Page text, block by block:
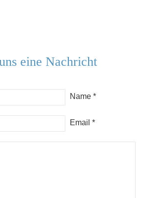
eine Nachricht
Name *
Email *